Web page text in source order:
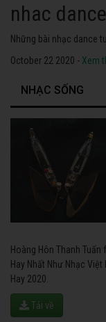
nhac dance
Những bài nhạc dance
October 22 2020 - Xem
NHẠC SỐNG
Hoàng Hôn Thanh Tuấn
Hay Nhất Như Nhạc
Hay 2020.
Tải về